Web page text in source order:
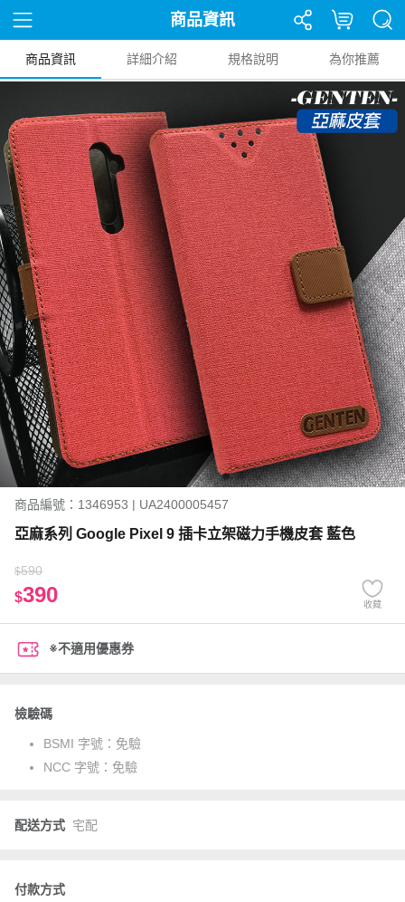
商品資訊
商品資訊 詳細介紹 規格說明 為你推薦
商品編號：1346953 | UA2400005457
亞麻系列 Google Pixel 9 插卡立架磁力手機皮套 藍色
$590
$390 收藏
※不適用優惠券
檢驗碼
BSMI 字號： 免驗
NCC 字號： 免驗
配送方式 宅配
付款方式